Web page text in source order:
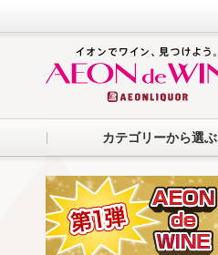
カテゴリーから選ぶ